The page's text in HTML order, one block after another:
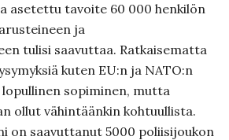
asetettu tavoite 60 000 henkilön
ja
tulisi saavuttaa. Ratkaisematta
kuten EU:n ja NATO:n
sopiminen, mutta
ollut vähintäänkin kohtuullista.
on saavuttanut 5000 poliisijoukon